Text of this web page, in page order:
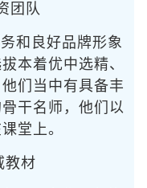
团队
和良好品牌形象
本着优中选精、
们当中有具备丰
干名师，他们以
堂上。
教材